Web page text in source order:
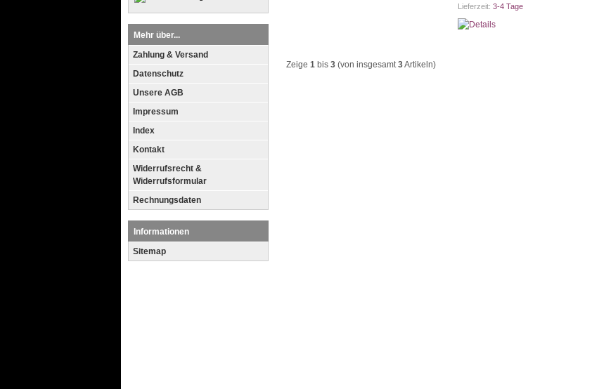
Mehr über...
Zahlung & Versand
Datenschutz
Unsere AGB
Impressum
Index
Kontakt
Widerrufsrecht &
Widerrufsformular
Rechnungsdaten
Informationen
Sitemap
Lieferzeit: 3-4 Tage
Zeige 1 bis 3 (von insgesamt3Artikeln)